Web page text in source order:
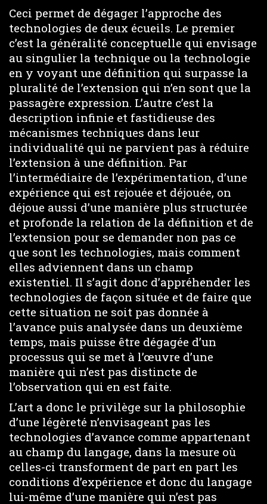
Ceci permet de dégager l’approche des
technologies de deux écueils. Le premier
c’est la généralité conceptuelle qui envisage
au singulier la technique ou la technologie
en y voyant une définition qui surpasse la
pluralité de l’extension qui n’en sont que la
passagère expression. L’autre c’est la
description infinie et fastidieuse des
mécanismes techniques dans leur
individualité qui ne parvient pas à réduire
l’extension à une définition. Par
l’intermédiaire de l’expérimentation, d’une
expérience qui est rejouée et déjouée, on
déjoue aussi d’une manière plus structurée
et profonde la relation de la définition et de
l’extension pour se demander non pas ce
que sont les technologies, mais comment
elles adviennent dans un champ
existentiel. Il s’agit donc d’appréhender les
technologies de façon située et de faire que
cette situation ne soit pas donnée à
l’avance puis analysée dans un deuxième
temps, mais puisse être dégagée d’un
processus qui se met à l’œuvre d’une
manière qui n’est pas distincte de
l’observation qui en est faite.
L’art a donc le privilège sur la philosophie
d’une légèreté n’envisageant pas les
technologies d’avance comme appartenant
au champ du langage, dans la mesure où
celles-ci transforment de part en part les
conditions d’expérience et donc du langage
lui-même d’une manière qui n’est pas